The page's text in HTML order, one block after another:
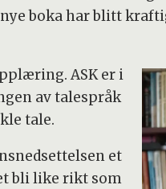
boka har blitt
ASK er i
av talespråk
tale.
et
bli like rikt som